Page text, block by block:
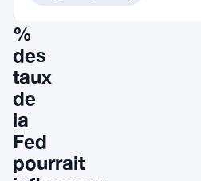
0,5
%
des
taux
de
la
Fed
pourrait